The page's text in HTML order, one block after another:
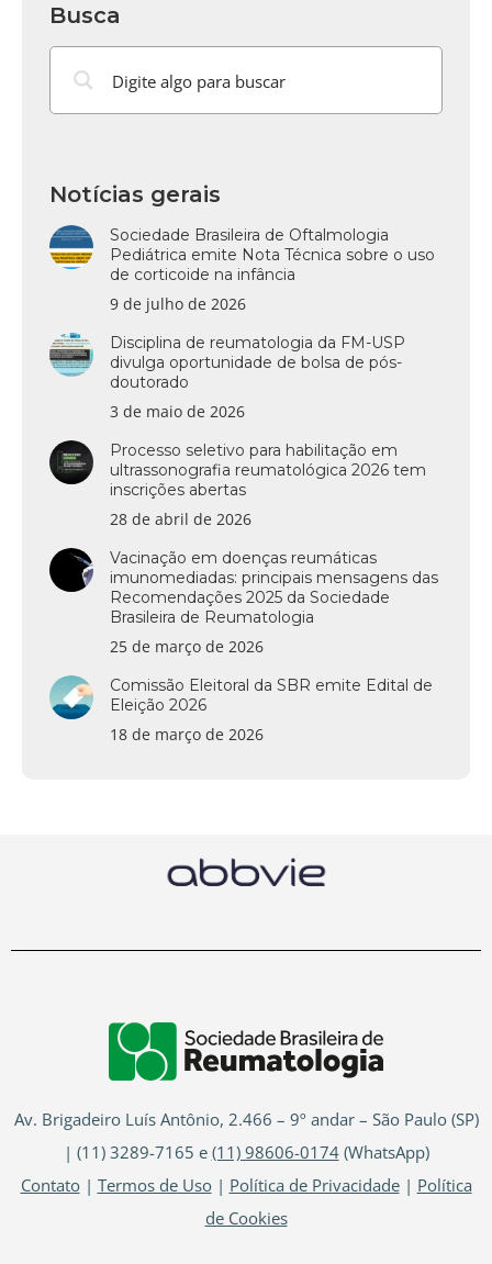
Busca
Notícias gerais
Sociedade Brasileira de Oftalmologia
Pediátrica emite Nota Técnica sobre o uso
de corticoide na infância
9 de julho de 2026
Disciplina de reumatologia da FM-USP
divulga oportunidade de bolsa de pós-
doutorado
3 de maio de 2026
Processo seletivo para habilitação em
ultrassonografia reumatológica 2026 tem
inscrições abertas
28 de abril de 2026
Vacinação em doenças reumáticas
imunomediadas: principais mensagens das
Recomendações 2025 da Sociedade
Brasileira de Reumatologia
25 de março de 2026
Comissão Eleitoral da SBR emite Edital de
Eleição 2026
18 de março de 2026
Av. Brigadeiro Luís Antônio, 2.466 – 9º andar – São Paulo (SP)
| (11) 3289-7165 e (11) 98606-0174(WhatsApp)
Contato| Termos de Uso| Política de Privacidade| Política
de Cookies